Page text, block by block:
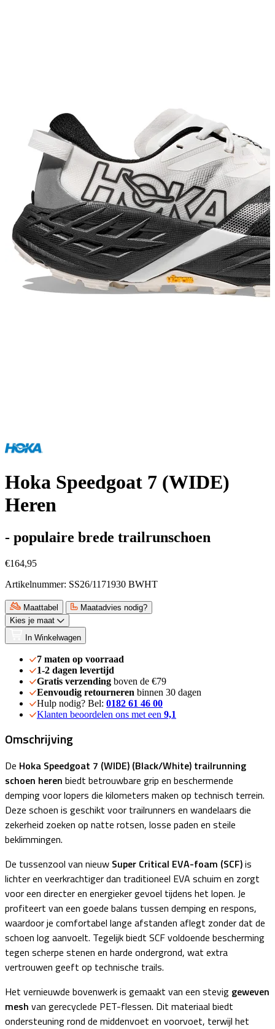
Hoka Speedgoat 7 (WIDE)
Heren
- populaire brede trailrunschoen
€164,95
Artikelnummer: SS26/1171930 BWHT
Maattabel
Maatadvies nodig?
Kies je maat
In Winkelwagen
7 maten op voorraad
1-2 dagen levertijd
Gratis verzending boven de €79
Eenvoudig retourneren binnen 30 dagen
Hulp nodig? Bel: 0182 61 46 00
Klanten beoordelen ons met een 9,1
Omschrijving
De Hoka Speedgoat 7 (WIDE) (Black/White) trailrunning
schoen heren biedt betrouwbare grip en beschermende
demping voor lopers die kilometers maken op technisch terrein.
Deze schoen is geschikt voor trailrunners en wandelaars die
zekerheid zoeken op natte rotsen, losse paden en steile
beklimmingen.
De tussenzool van nieuw Super Critical EVA-foam (SCF)is
lichter en veerkrachtiger dan traditioneel EVA schuim en zorgt
voor een directer en energieker gevoel tijdens het lopen. Je
profiteert van een goede balans tussen demping en respons,
waardoor je comfortabel lange afstanden aflegt zonder dat de
schoen log aanvoelt. Tegelijk biedt SCF voldoende bescherming
tegen scherpe stenen en harde ondergrond, wat extra
vertrouwen geeft op technische trails.
Het vernieuwde bovenwerk is gemaakt van een stevig geweven
mesh van gerecyclede PET-flessen. Dit materiaal biedt
ondersteuning rond de middenvoet en voorvoet, terwijl het